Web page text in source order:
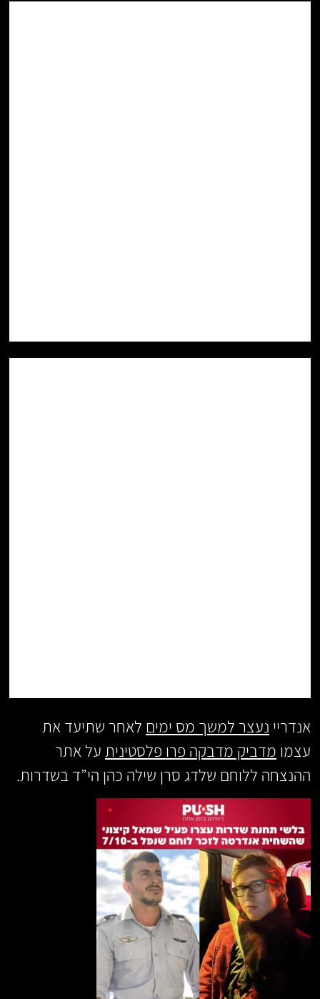
אנדריי נעצר למשך מס ימים לאחר שתיעד את
עצמו מדביק מדבקה פרו פלסטינית על אתר
ההנצחה ללוחם שלדג סרן שילה כהן הי”ד בשדרות.